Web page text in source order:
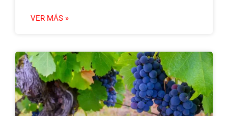
VER MÁS »